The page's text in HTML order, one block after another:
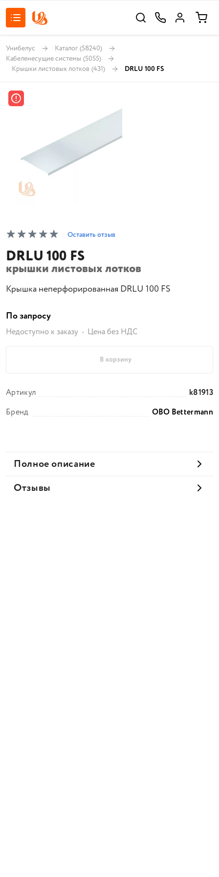
Унибелус Каталог (58240)
Кабеленесущие системы (5055)
Крышки листовых лотков (431) DRLU 100 FS
Оставить отзыв
DRLU 100 FS
крышки листовых лотков
Крышка неперфорированная DRLU 100 FS
По запросу
Недоступно к заказу Цена без НДС
В корзину
Артикул
k81913
Бренд
OBO Bettermann
Полное описание
Отзывы